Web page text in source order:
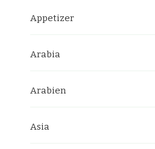
Appetizer
Arabia
Arabien
Asia